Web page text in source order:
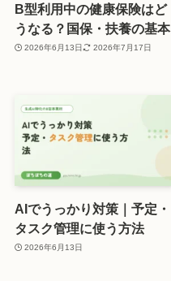
B型利用中の健康保険はど
うなる？国保・扶養の基本
2026年6月13日 2026年7月17日
AIでうっかり対策｜予定・
タスク管理に使う方法
2026年6月13日